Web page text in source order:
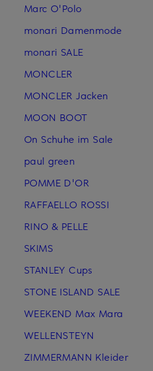
Marc O'Polo
monari Damenmode
monari SALE
MONCLER
MONCLER Jacken
MOON BOOT
On Schuhe im Sale
paul green
POMME D'OR
RAFFAELLO ROSSI
RINO & PELLE
SKIMS
STANLEY Cups
STONE ISLAND SALE
WEEKEND Max Mara
WELLENSTEYN
ZIMMERMANN Kleider